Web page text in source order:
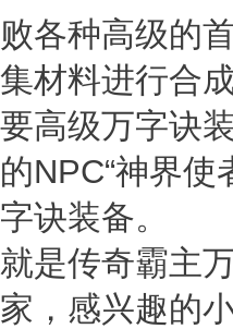
种高级的首
材料进行合
高级万字诀
NPC“神界
诀装备。
传奇霸主万
，感兴趣的